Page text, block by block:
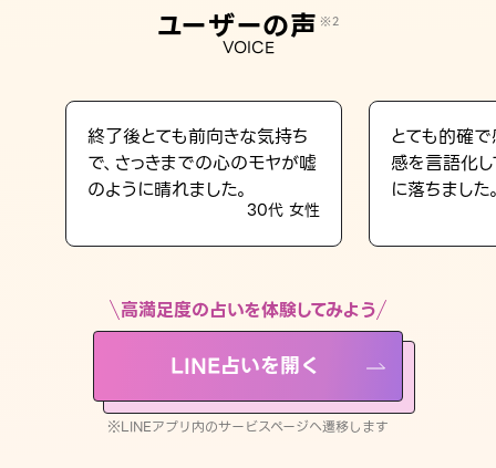
LINE占いを開く
※LINEアプリ内のサービスページへ遷移します
ユーザーの声 ※2
VOICE
終了後とても前向きな気持ち
で、さっきまでの心のモヤが嘘
のように晴れました。
30代 女性
とても的確
感を言語化
に落ちました
高満足度の占いを体験してみよう
LINE占いを開く
※LINEアプリ内のサービスページへ遷移します